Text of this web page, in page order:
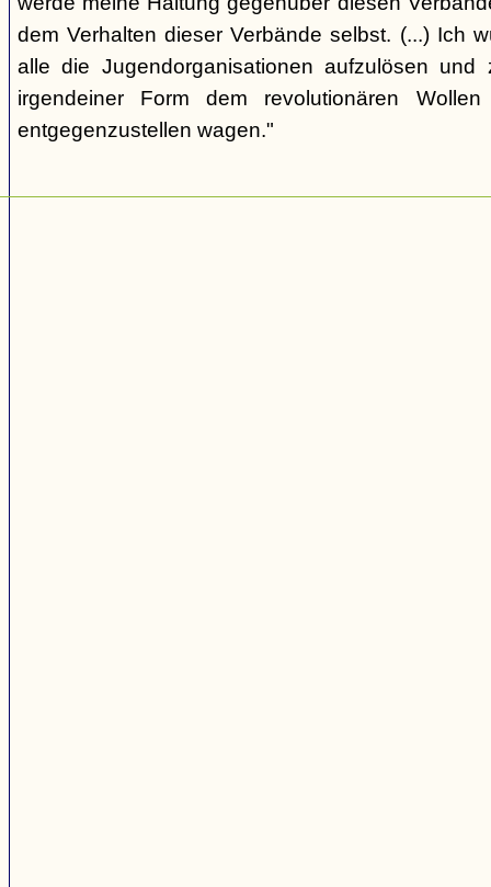
dem Verhalten dieser Verbände selbst. (...) Ich
alle die Jugendorganisationen aufzulösen
irgendeiner Form dem revolutionären
entgegenzustellen wagen."